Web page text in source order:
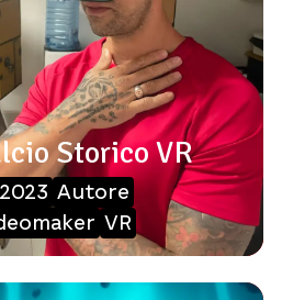
Storico VR
Autore
VR